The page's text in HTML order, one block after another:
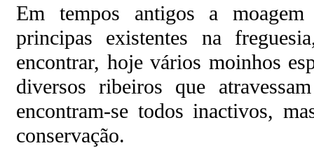
Em tempos antigos a
principas existentes na
encontrar, hoje vários moinhos
diversos ribeiros que
encontram-se todos inactivos,
conservação.